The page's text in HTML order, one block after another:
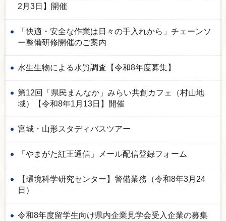
2月3日】開催
「快適・安全な作業は日々の手入れから」チェーンソ
ー整備研修開催のご案内
水生生物による水質調査【令和8年度募集】
第12回「県民まんなか」みらい共創カフェ（村山地
域）【令和8年1月13日】開催
宮城・山形スタディバスツアー
「やまがた紅王通信」メール配信登録フォーム
【環境科学研究センター】警備業務（令和8年3月24
日）
令和8年度留学生向け県内企業見学会受入企業の募集